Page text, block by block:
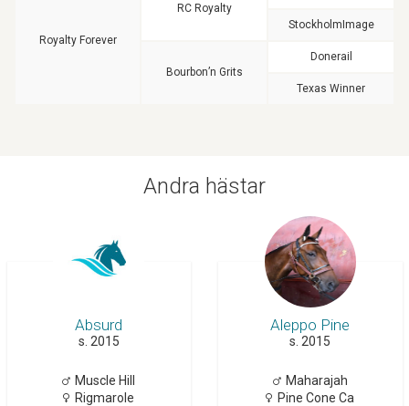
Royalty Forever
RC Royalty
StockholmImage
Bourbon’n Grits
Donerail
Texas Winner
Andra hästar
Absurd
s. 2015
Muscle Hill
Rigmarole
Aleppo Pine
s. 2015
Maharajah
Pine Cone Ca